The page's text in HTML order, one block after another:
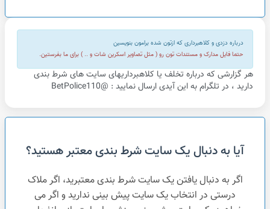
درباره دزدی و کلاهبرداری که ازتون شده برامون بنویسین
حتما فایل مدارک و مستندات تون رو ( مثل تصاویر اسکرین شات و .. ) برای ما بفرستین.
هر گزارشی که درباره تخلف یا کلاهبرداریهای سایت های شرط بندی
دارید ، در تلگرام به این آیدی ارسال نمایید : @BetPolice110
آیا به دنبال یک سایت شرط بندی معتبر هستید؟
اگر به دنبال یافتن یک سایت شرط بندی معتبرید، اگر ملاک
درستی در انتخاب یک سایت پیش بینی ندارید و اگر می